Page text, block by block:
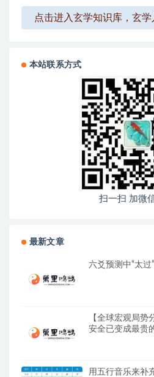
点击进入玄学知识库，玄
本站联系方式
扫一扫 加微
最新文章
六爻预测中“太过
【全球宏观局势
安全已变成最贵
用五行音乐来补